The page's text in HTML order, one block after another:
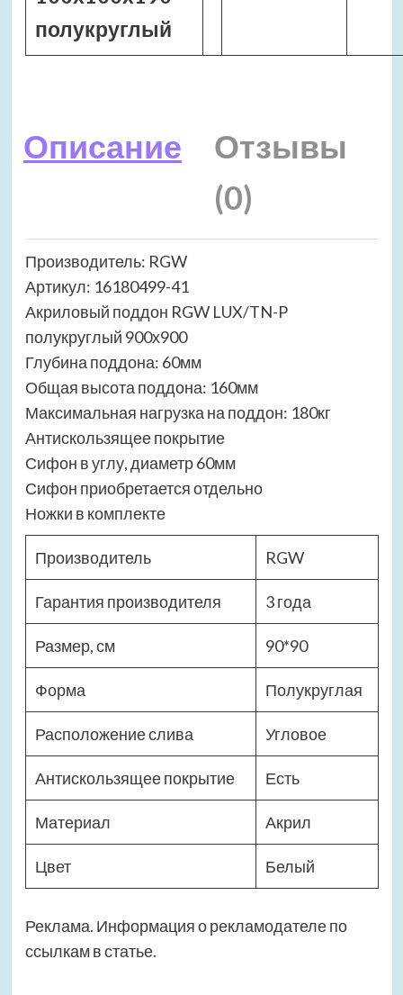
полукруглый
Описание
Отзывы
(0)
Производитель: RGW
Артикул: 16180499-41
Акриловый поддон RGW LUX/TN-P
полукруглый 900х900
Глубина поддона: 60мм
Общая высота поддона: 160мм
Максимальная нагрузка на поддон: 180кг
Антискользящее покрытие
Сифон в углу, диаметр 60мм
Сифон приобретается отдельно
Ножки в комплекте
Производитель RGW
Гарантия производителя 3 года
Размер, см 90*90
Форма Полукруглая
Расположение слива Угловое
Антискользящее покрытие Есть
Материал Акрил
Цвет Белый
Реклама. Информация о рекламодателе по
ссылкам в статье.